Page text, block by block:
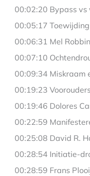
00:02:20 Bypass vs
00:05:17
00:06:31 Mel
00:07:10
00:09:34 Miskraam
00:19:23
00:19:46 Dolores
00:22:59
00:25:08 David R.
00:28:54 Initiatie-
00:28:59 Frans